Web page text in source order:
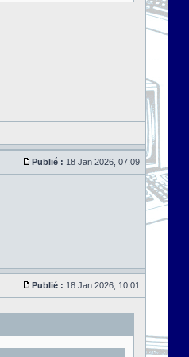
Publié : 18 Jan 2026, 07:09
Publié : 18 Jan 2026, 10:01